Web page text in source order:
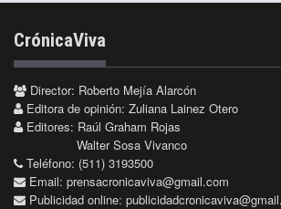
CrónicaViva
Director: Roberto Mejía Alarcón
Editora de opinión: Zuliana Lainez Otero
Editores: Raúl Graham Rojas
Walter Sosa Vivanco
Teléfono: (511) 3193500
Email: prensacronicaviva@gmail.com
Publicidad online: